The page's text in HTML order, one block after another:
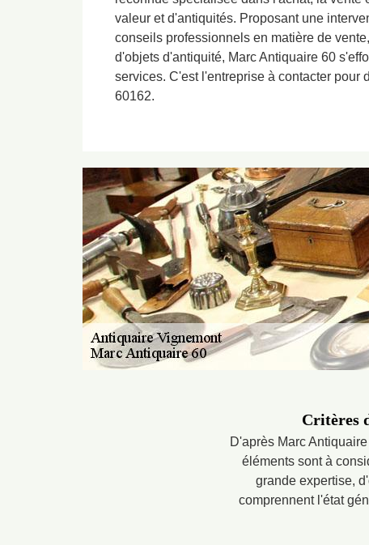
valeur et d'antiquités. Proposant une
conseils professionnels en matière de
d'objets d'antiquité, Marc Antiquaire 60
services. C'est l'entreprise à contacter pour
60162.
Critères
D'après Marc
éléments sont à
grande expertise,
comprennent l'état